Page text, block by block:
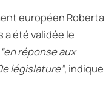
européen Roberta
été validée le
“en réponse aux
législature”, indique